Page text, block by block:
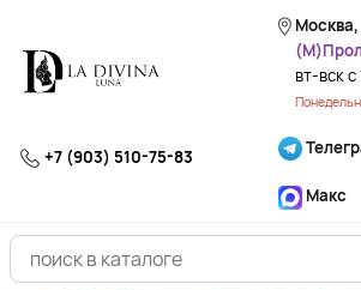
вт-вск
+7 (903) 510-75-83
Макс